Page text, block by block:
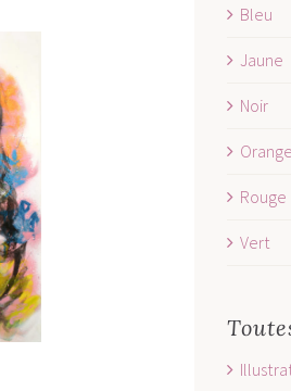
Bleu
Jaune
Noir
Orange
Rouge
Vert